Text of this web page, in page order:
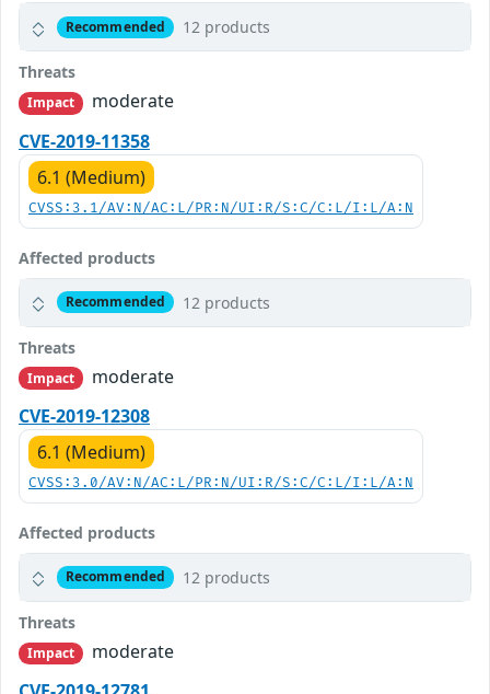
Recommended 12 products
Threats
Impact
moderate
CVE-2019-11358
6.1 (Medium)
CVSS:3.1/AV:N/AC:L/PR:N/UI:R/S:C/C:L/I:L/A:N
Affected products
Recommended 12 products
Threats
Impact
moderate
CVE-2019-12308
6.1 (Medium)
CVSS:3.0/AV:N/AC:L/PR:N/UI:R/S:C/C:L/I:L/A:N
Affected products
Recommended 12 products
Threats
Impact
moderate